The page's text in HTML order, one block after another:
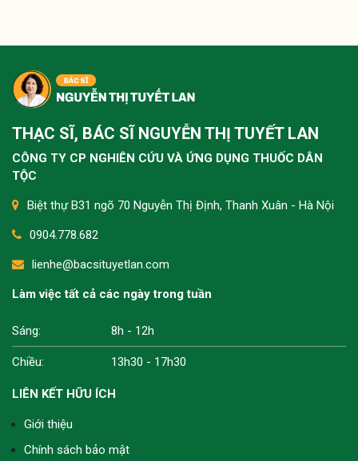
THẠC SĨ, BÁC SĨ NGUYỄN THỊ TUYẾT LAN
CÔNG TY CP NGHIÊN CỨU VÀ ỨNG DỤNG THUỐC DÂN
TỘC
Biệt thự B31 ngõ 70 Nguyễn Thị Định, Thanh Xuân - Hà Nội
0904.778.682
lienhe@bacsituyetlan.com
Làm việc tất cả các ngày trong tuần
Sáng: 8h - 12h
Chiều: 13h30 - 17h30
LIÊN KẾT HỮU ÍCH
Giới thiệu
Chính sách bảo mật